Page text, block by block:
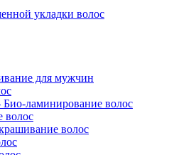
укладки волос
для мужчин
Био-ламинирование волос
волос
волос